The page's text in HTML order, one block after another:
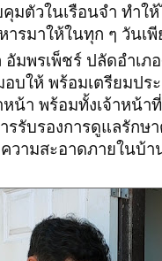
คุมตัวในเรือนจำ ทำ
ารมาให้ในทุก ๆ วันเ
ชร์ ปลัดอำเภอศรี
บให้ พร้อมเตรียมปร
น้า พร้อมทั้งเจ้าหน้
รรับรองการดูแลรัก
วามสะอาดภายในบ้